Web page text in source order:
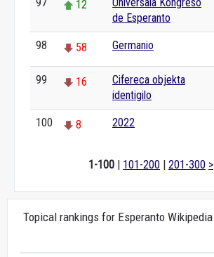
12
de Esperanto
98 58 Germanio
99 16
Cifereca objekta
identigilo
100 8 2022
1-100 | 101-200 | 201-300 >
Topical rankings for Esperanto Wikipedia